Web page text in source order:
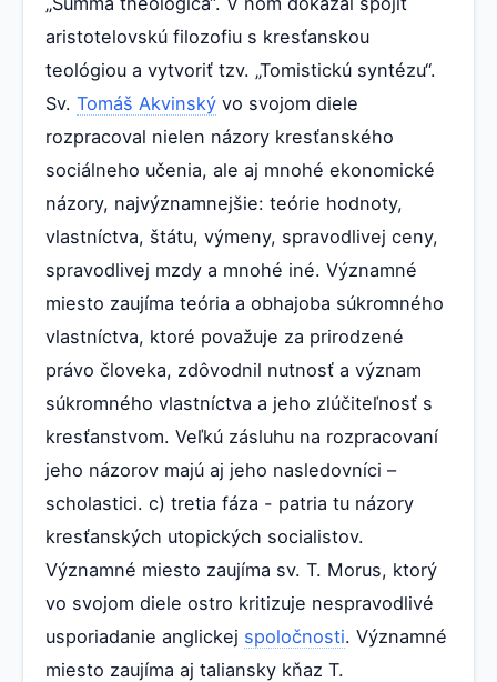
aristotelovskú filozofiu s kresťanskou
teológiou a vytvoriť tzv. „Tomistickú syntézu“.
Sv. Tomáš Akvinský vo svojom diele
rozpracoval nielen názory kresťanského
sociálneho učenia, ale aj mnohé ekonomické
názory, najvýznamnejšie: teórie hodnoty,
vlastníctva, štátu, výmeny, spravodlivej ceny,
spravodlivej mzdy a mnohé iné. Významné
miesto zaujíma teória a obhajoba súkromného
vlastníctva, ktoré považuje za prirodzené
právo človeka, zdôvodnil nutnosť a význam
súkromného vlastníctva a jeho zlúčiteľnosť s
kresťanstvom. Veľkú zásluhu na rozpracovaní
jeho názorov majú aj jeho nasledovníci –
scholastici. c) tretia fáza - patria tu názory
kresťanských utopických socialistov.
Významné miesto zaujíma sv. T. Morus, ktorý
vo svojom diele ostro kritizuje nespravodlivé
usporiadanie anglickej spoločnosti. Významné
miesto zaujíma aj taliansky kňaz T.